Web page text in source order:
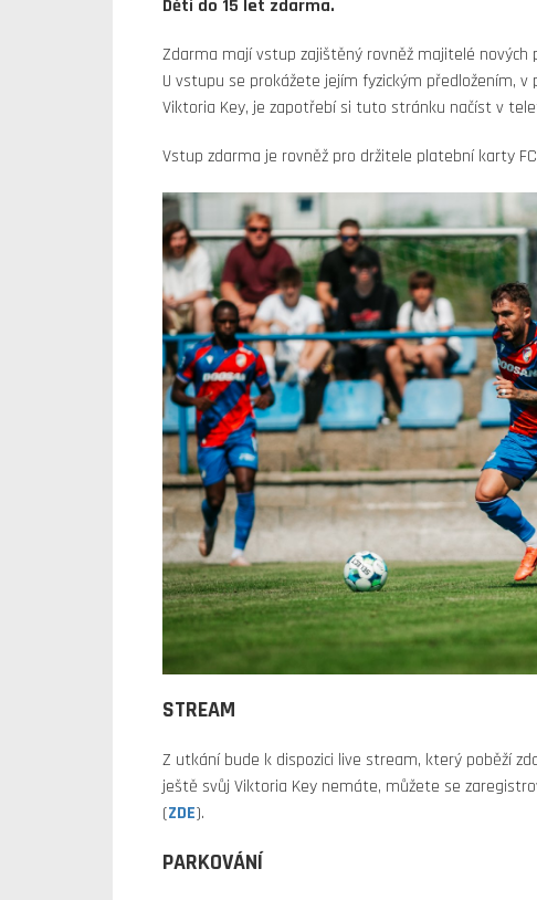
Děti do 15 let zdarma.
Zdarma mají vstup zajištěný rovněž majitelé
U vstupu se prokážete jejím fyzickým předložením,
Viktoria Key, je zapotřebí si tuto stránku načíst v
Vstup zdarma je rovněž pro držitele platební karty
STREAM
Z utkání bude k dispozici live stream, který poběží
ještě svůj Viktoria Key nemáte, můžete se
(ZDE).
PARKOVÁNÍ